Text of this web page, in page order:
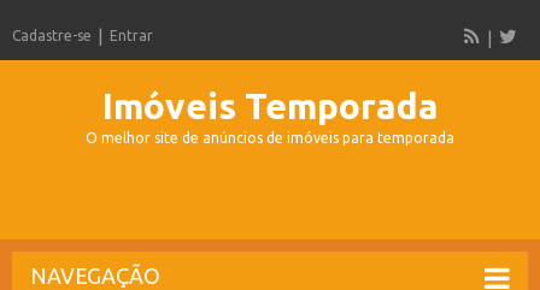
Cadastre-se Entrar
Imóveis Temporada
O melhor site de anúncios de imóveis para temporada
NAVEGAÇÃO